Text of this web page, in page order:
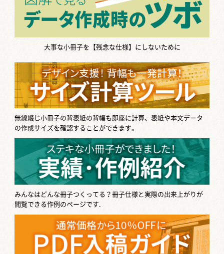
大事な小冊子を【残念な仕様】にしないために
無線綴じ小冊子の背表紙の背幅も即座に計算、表紙や本文データ
の作成サイズを確認することができます。
みんなはどんな冊子つくってる？冊子仕様と実際の出来上がりが
閲覧できる作例のページです.